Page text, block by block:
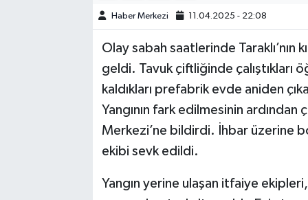
Haber Merkezi 11.04.2025 - 22:08
Olay sabah saatlerinde Taraklı’nın
geldi. Tavuk çiftliğinde çalıştıkları
kaldıkları prefabrik evde aniden
Yangının fark edilmesinin
Merkezi’ne bildirdi. İhbar üzerine
ekibi sevk edildi.
Yangın yerine ulaşan itfaiye
TEKNOLOJİ
KÜLTÜR SANAT